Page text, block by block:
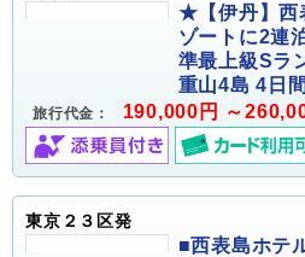
★【伊丹】西
ゾートに2連
準最上級Sラ
重山4島 4日間
旅行代金： 190,000円 ～
東京２３区発
■西表島ホテ